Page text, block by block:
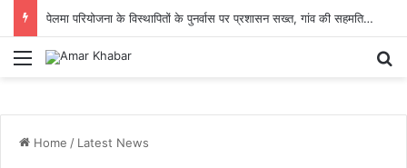
पेलमा परियोजना के विस्थापितों के पुनर्वास पर प्रशासन सख्त, गांव की सहमति से तय होगा नया ठिकाना
Menu
Home / Latest News